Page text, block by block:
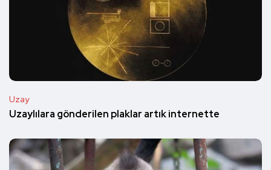
Uzay
Uzaylılara gönderilen plaklar artık internette